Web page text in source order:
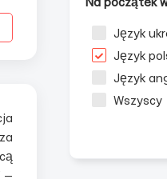
Na początek
Język
Język
Język
Wszyscy